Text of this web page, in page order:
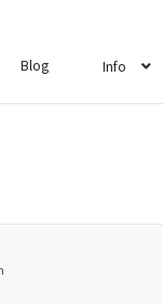
Blog Info